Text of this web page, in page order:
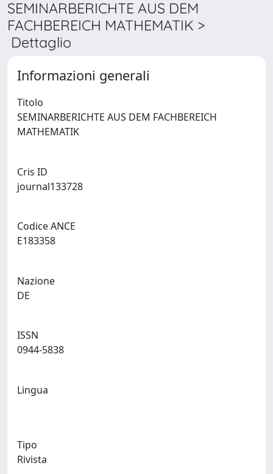
SEMINARBERICHTE AUS DEM
FACHBEREICH MATHEMATIK >
Dettaglio
Informazioni generali
Titolo
SEMINARBERICHTE AUS DEM FACHBEREICH
Cris ID
Codice ANCE
Nazione
ISSN
Lingua
Tipo
Rivista